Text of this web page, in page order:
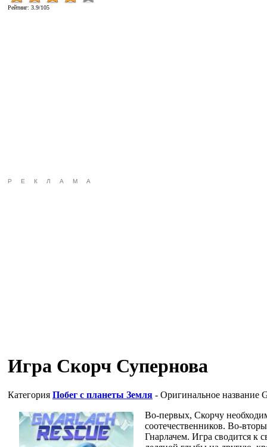
Рейтинг: 3.9/105
РЕКЛАМА
Игра Скорч Супернова
Категория Побег с планеты Земля - Оригинальное название
Во-первых, Скорчу
соотечественников. Во-
Гнарлачем. Игра сводится к